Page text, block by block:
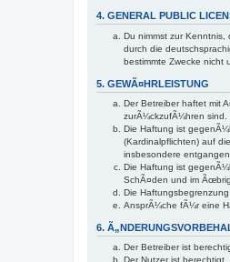
4. GENERAL PUBLIC
Du nimmst zur
durch die
bestimmte Zwecke nicht
5. GEWÃ¤HRLEISTUNG
Der Betreiber haftet mit
zurÃ¼ckzufÃ¼hren sind.
Die Haftung ist
(Kardinalpflichten) auf
insbesondere
Die Haftung ist
SchÃ¤den und im
Die
AnsprÃ¼che fÃ¼r eine
6.
Der Betreiber ist
Der Nutzer ist